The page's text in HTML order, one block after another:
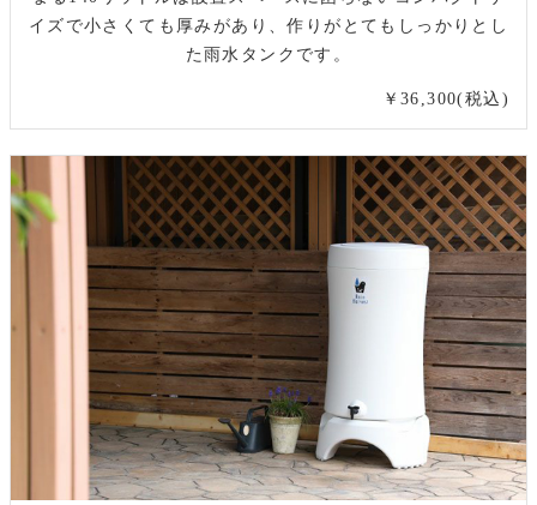
イズで小さくても厚みがあり、作りがとてもしっかりとし
た雨水タンクです。
￥36,300(税込)